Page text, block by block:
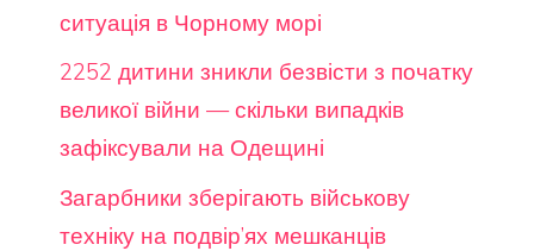
ситуація в Чорному морі
2252 дитини зникли безвісти з початку
великої війни — скільки випадків
зафіксували на Одещині
Загарбники зберігають військову
техніку на подвір’ях мешканців